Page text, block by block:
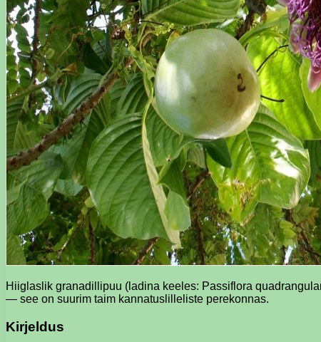
Hiiglaslik granadillipuu (ladina keeles: Passiflora
— see on suurim taim kannatuslilleliste perekonnas.
Kirjeldus